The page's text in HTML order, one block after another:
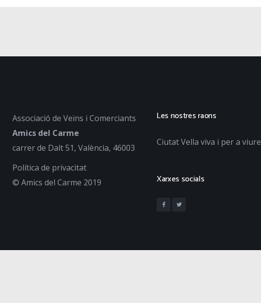
Associació de Veïns i Comerciants
Amics del Carme
carrer de Dalt 51, València, 46003
Política de privacitat
© Amics del Carme 2019
Les nostres raons
Ciutat Vella viva i per a viure
Xarxes socials